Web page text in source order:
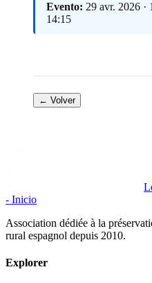
Evento: 29 avr. 2026
14:15
← Volver
- Inicio
Association dédiée à la
rural espagnol depuis 2010.
Explorer